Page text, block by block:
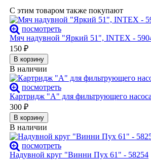
С этим товаром также покупают
посмотреть
Мяч надувной "Яркий 51", INTEX -
150 ₽
В корзину
В наличии
посмотреть
Картридж "А" для фильтрующего
300 ₽
В корзину
В наличии
посмотреть
Надувной круг "Винни Пух 61" - 58254